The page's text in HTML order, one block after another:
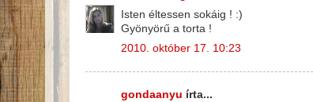
Isten éltessen sokáig ! :)
Gyönyörű a torta !
2010. október 17. 10:23
gondaanyu írta...